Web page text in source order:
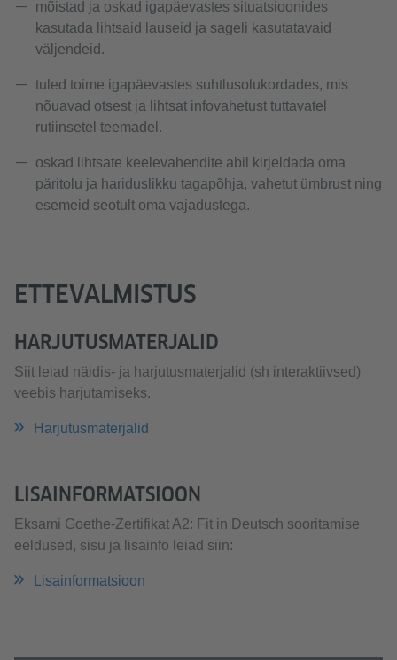
mõistad ja oskad igapäevastes situatsioonides
kasutada lihtsaid lauseid ja sageli kasutatavaid
väljendeid.
tuled toime igapäevastes suhtlusolukordades, mis
nõuavad otsest ja lihtsat infovahetust tuttavatel
rutiinsetel teemadel.
oskad lihtsate keelevahendite abil kirjeldada oma
päritolu ja hariduslikku tagapõhja, vahetut ümbrust ning
esemeid seotult oma vajadustega.
ETTEVALMISTUS
HARJUTUSMATERJALID
Siit leiad näidis- ja harjutusmaterjalid (sh interaktiivsed)
veebis harjutamiseks.
Harjutusmaterjalid
LISAINFORMATSIOON
Eksami Goethe-Zertifikat A2: Fit in Deutsch sooritamise
eeldused, sisu ja lisainfo leiad siin:
Lisainformatsioon